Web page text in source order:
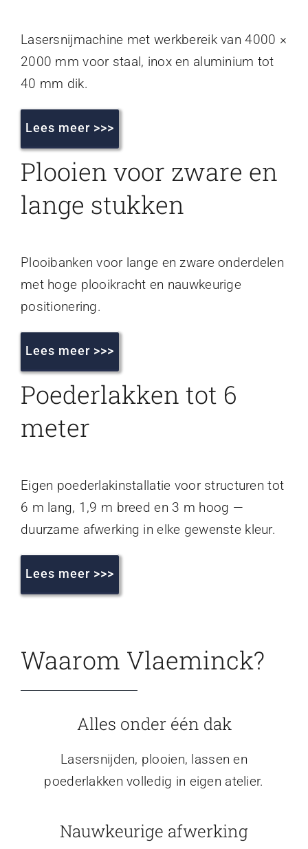
Lasersnijmachine met werkbereik van 4000 ×
2000 mm voor staal, inox en aluminium tot
40 mm dik.
Lees meer >>>
Plooien voor zware en
lange stukken
Plooibanken voor lange en zware onderdelen
met hoge plooikracht en nauwkeurige
positionering.
Lees meer >>>
Poederlakken tot 6
meter
Eigen poederlakinstallatie voor structuren tot
6 m lang, 1,9 m breed en 3 m hoog —
duurzame afwerking in elke gewenste kleur.
Lees meer >>>
Waarom Vlaeminck?
Alles onder één dak
Lasersnijden, plooien, lassen en
poederlakken volledig in eigen atelier.
Nauwkeurige afwerking